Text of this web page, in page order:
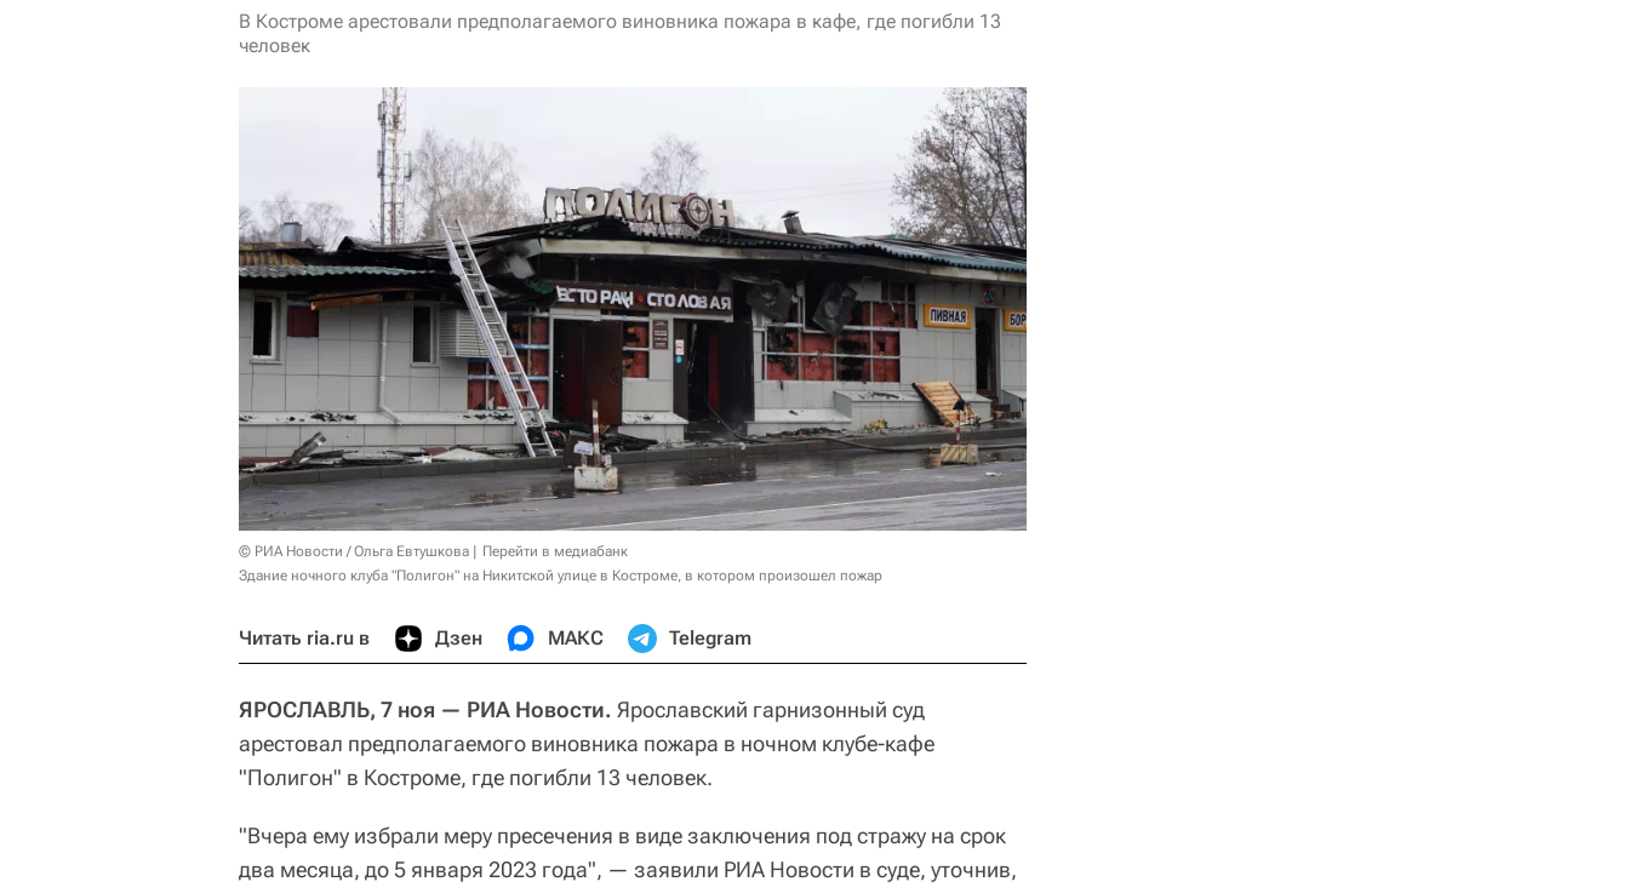
В Костроме арестовали предполагаемого виновника пожара в кафе, где погибли 13
человек
© РИА Новости / Ольга Евтушкова
Перейти в медиабанк
Здание ночного клуба "Полигон" на Никитской улице в Костроме, в котором произошел пожар
Читать ria.ru в Дзен МАКС Telegram
ЯРОСЛАВЛЬ, 7 ноя — РИА Новости. Ярославский гарнизонный суд
арестовал предполагаемого виновника пожара в ночном клубе-кафе
"Полигон" в Костроме, где погибли 13 человек.
"Вчера ему избрали меру пресечения в виде заключения под стражу на срок
два месяца, до 5 января 2023 года", — заявили РИА Новости в суде, уточнив,